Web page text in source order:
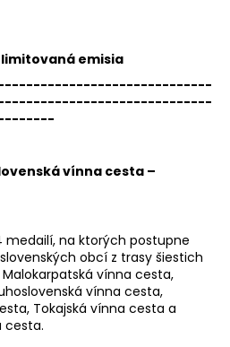
limitovaná emisia
vínna cesta –
medailí, na ktorých postupne
obcí z trasy šiestich
vínna cesta,
vínna cesta,
Tokajská vínna cesta a
cesta.